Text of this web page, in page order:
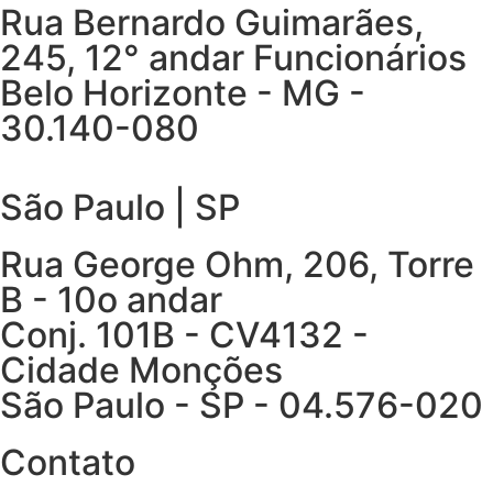
Rua Bernardo Guimarães,
245, 12° andar Funcionários
Belo Horizonte - MG -
30.140-080
São Paulo | SP
Rua George Ohm, 206, Torre
B - 10o andar
Conj. 101B - CV4132 -
Cidade Monções
São Paulo - SP - 04.576-020
Contato